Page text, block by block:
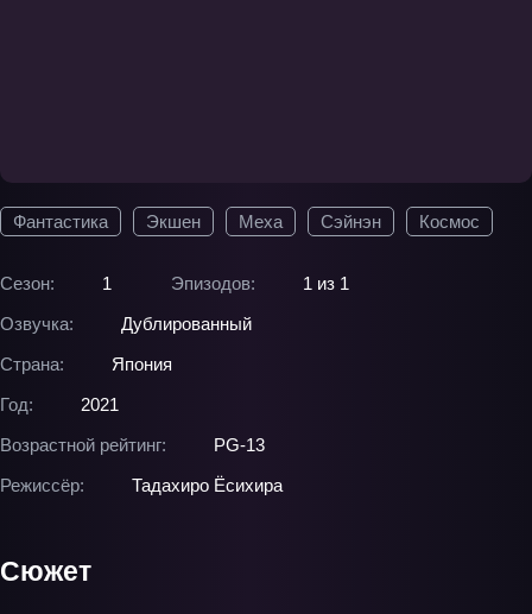
Фантастика Экшен Меха Сэйнэн Космос
Сезон: 1 Эпизодов:
1 из 1
Озвучка:
Дублированный
Страна:
Япония
Год:
2021
Возрастной рейтинг:
PG-13
Режиссёр:
Тадахиро Ёсихира
Сюжет